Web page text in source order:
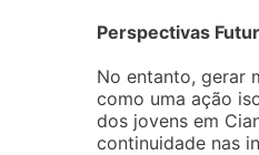
Perspectivas
No entanto, gerar
como uma ação
dos jovens em
continuidade nas